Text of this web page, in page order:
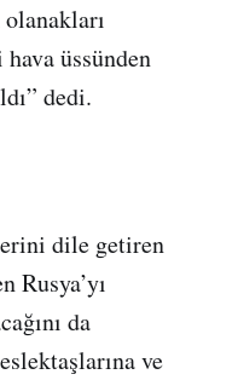
üssünden
dedi.
dile getiren
Rusya’yı
da
ve